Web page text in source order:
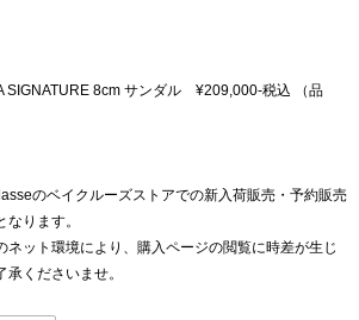
SIGNATURE 8cm サンダル ¥209,000-税込 （品
のベイクルーズストアでの新入荷販売・予約販売
ります。
ット環境により、購入ページの閲覧に時差が生じ
くださいませ。